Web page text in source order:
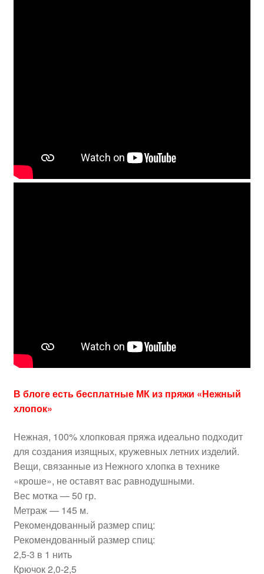
В блоге есть бесплатные МК из пряжи «Нежный
хлопок»
Нежная, 100% хлопковая пряжа идеально подходит
для создания изящных, кружевных летних изделий.
Вещи, связанные из Нежного хлопка в технике
«кроше», не оставят вас равнодушными.
Вес мотка — 50 гр.
Метраж — 145 м.
Рекомендованный размер спиц:
Рекомендованный размер спиц:
2,5-3 в 1 нить
Крючок 2,0-2,5